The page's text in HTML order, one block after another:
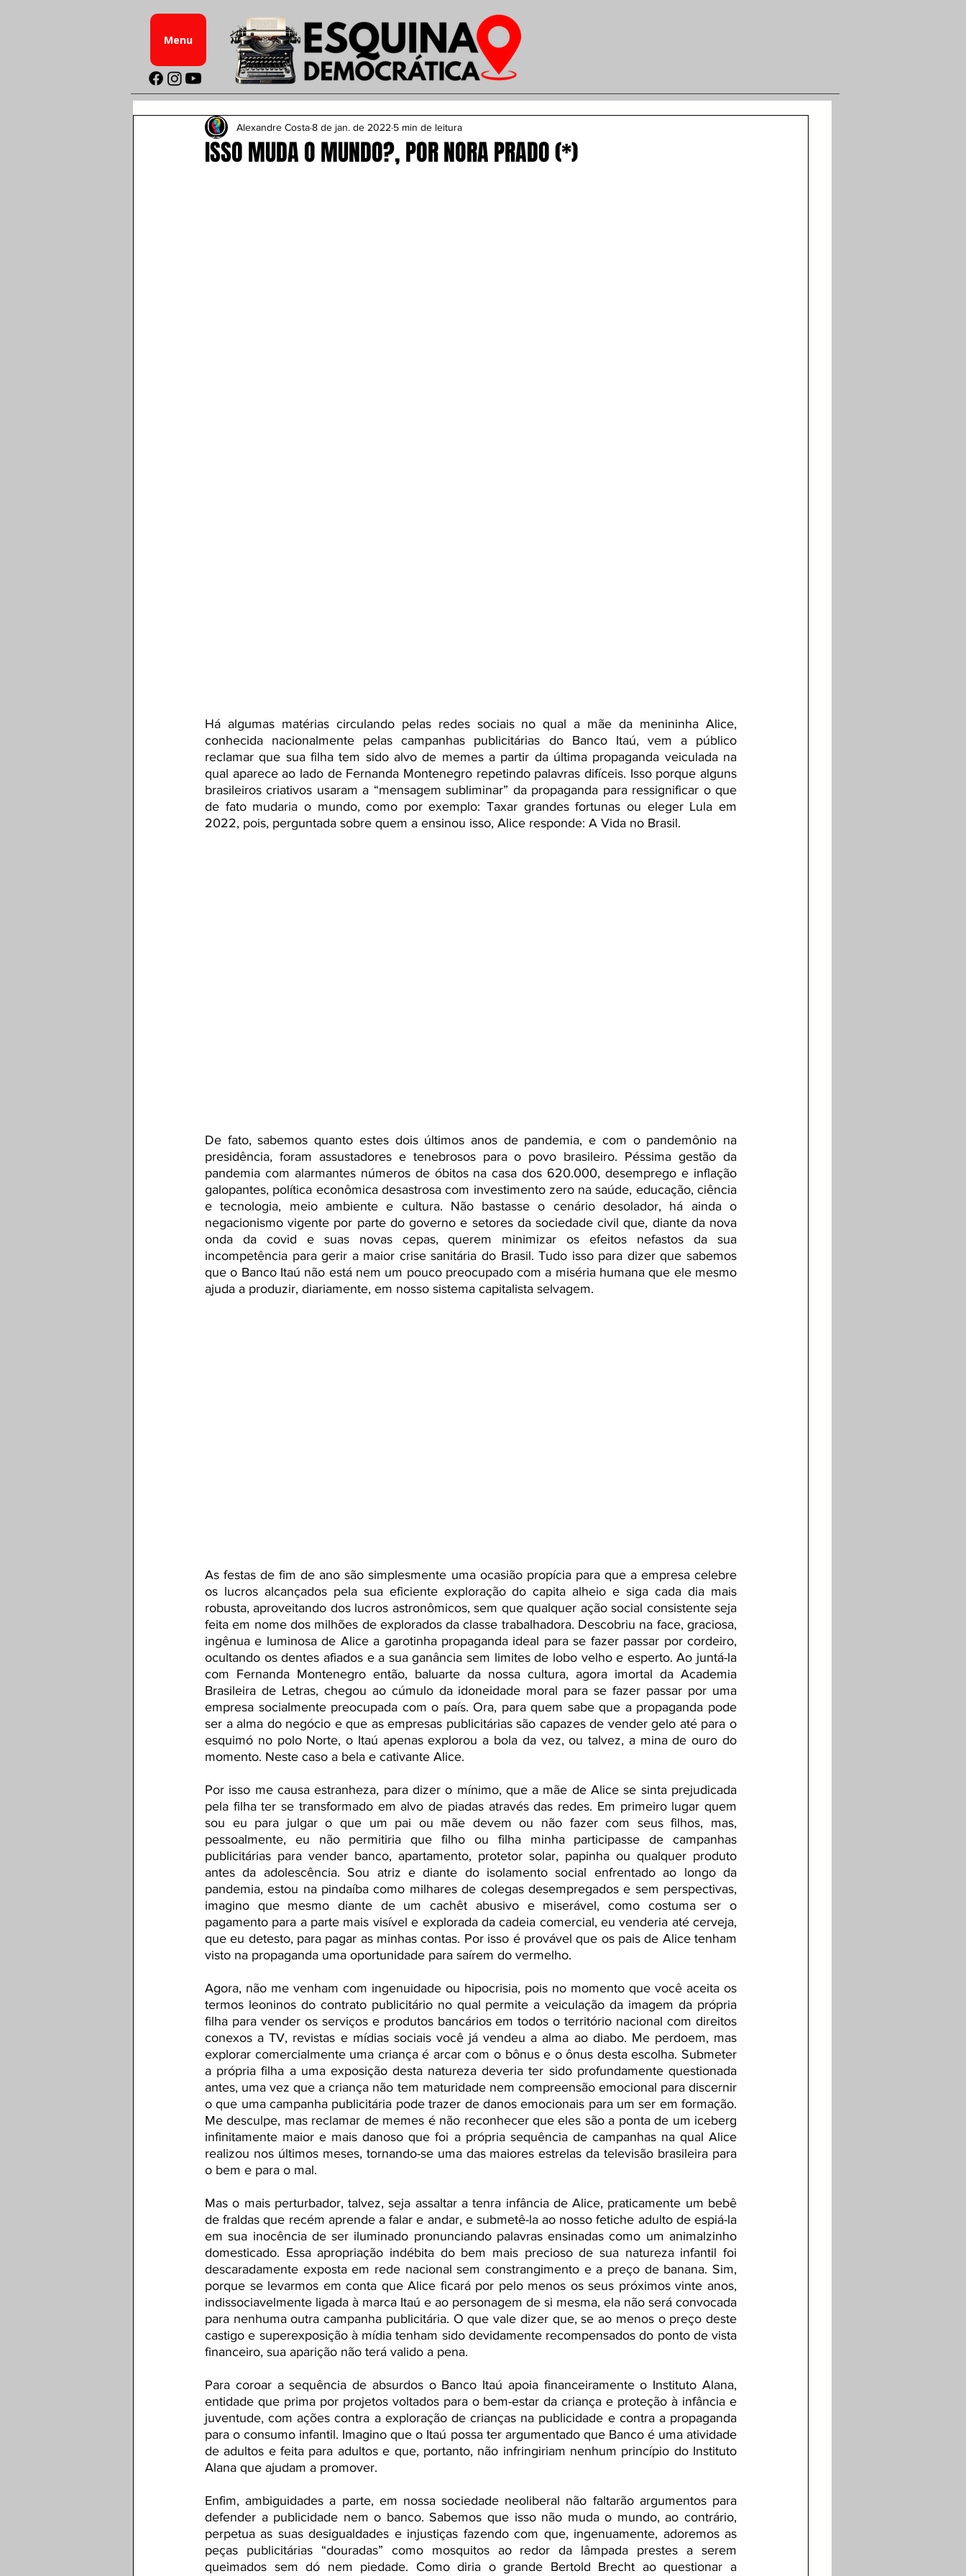
Menu
ISSO MUDA O MUNDO?, POR NORA PRADO (*)
Alexandre Costa8 de jan. de 2022 5 min de leitura
Há algumas matérias circulando pelas redes sociais no qual a mãe da menininha Alice,
conhecida nacionalmente pelas campanhas publicitárias do Banco Itaú, vem a público
reclamar que sua filha tem sido alvo de memes a partir da última propaganda veiculada na
qual aparece ao lado de Fernanda Montenegro repetindo palavras difíceis. Isso porque alguns
brasileiros criativos usaram a “mensagem subliminar” da propaganda para ressignificar o que
de fato mudaria o mundo, como por exemplo: Taxar grandes fortunas ou eleger Lula em
2022, pois, perguntada sobre quem a ensinou isso, Alice responde: A Vida no Brasil.
De fato, sabemos quanto estes dois últimos anos de pandemia, e com o pandemônio na
presidência, foram assustadores e tenebrosos para o povo brasileiro. Péssima gestão da
pandemia com alarmantes números de óbitos na casa dos 620.000, desemprego e inflação
galopantes, política econômica desastrosa com investimento zero na saúde, educação, ciência
e tecnologia, meio ambiente e cultura. Não bastasse o cenário desolador, há ainda o
negacionismo vigente por parte do governo e setores da sociedade civil que, diante da nova
onda da covid e suas novas cepas, querem minimizar os efeitos nefastos da sua
incompetência para gerir a maior crise sanitária do Brasil. Tudo isso para dizer que sabemos
que o Banco Itaú não está nem um pouco preocupado com a miséria humana que ele mesmo
ajuda a produzir, diariamente, em nosso sistema capitalista selvagem.
As festas de fim de ano são simplesmente uma ocasião propícia para que a empresa celebre
os lucros alcançados pela sua eficiente exploração do capita alheio e siga cada dia mais
robusta, aproveitando dos lucros astronômicos, sem que qualquer ação social consistente seja
feita em nome dos milhões de explorados da classe trabalhadora. Descobriu na face, graciosa,
ingênua e luminosa de Alice a garotinha propaganda ideal para se fazer passar por cordeiro,
ocultando os dentes afiados e a sua ganância sem limites de lobo velho e esperto. Ao juntá-la
com Fernanda Montenegro então, baluarte da nossa cultura, agora imortal da Academia
Brasileira de Letras, chegou ao cúmulo da idoneidade moral para se fazer passar por uma
empresa socialmente preocupada com o país. Ora, para quem sabe que a propaganda pode
ser a alma do negócio e que as empresas publicitárias são capazes de vender gelo até para o
esquimó no polo Norte, o Itaú apenas explorou a bola da vez, ou talvez, a mina de ouro do
momento. Neste caso a bela e cativante Alice.
Por isso me causa estranheza, para dizer o mínimo, que a mãe de Alice se sinta prejudicada
pela filha ter se transformado em alvo de piadas através das redes. Em primeiro lugar quem
sou eu para julgar o que um pai ou mãe devem ou não fazer com seus filhos, mas,
pessoalmente, eu não permitiria que filho ou filha minha participasse de campanhas
publicitárias para vender banco, apartamento, protetor solar, papinha ou qualquer produto
antes da adolescência. Sou atriz e diante do isolamento social enfrentado ao longo da
pandemia, estou na pindaíba como milhares de colegas desempregados e sem perspectivas,
imagino que mesmo diante de um cachêt abusivo e miserável, como costuma ser o
pagamento para a parte mais visível e explorada da cadeia comercial, eu venderia até cerveja,
que eu detesto, para pagar as minhas contas. Por isso é provável que os pais de Alice tenham
visto na propaganda uma oportunidade para saírem do vermelho.
Agora, não me venham com ingenuidade ou hipocrisia, pois no momento que você aceita os
termos leoninos do contrato publicitário no qual permite a veiculação da imagem da própria
filha para vender os serviços e produtos bancários em todos o território nacional com direitos
conexos a TV, revistas e mídias sociais você já vendeu a alma ao diabo. Me perdoem, mas
explorar comercialmente uma criança é arcar com o bônus e o ônus desta escolha. Submeter
a própria filha a uma exposição desta natureza deveria ter sido profundamente questionada
antes, uma vez que a criança não tem maturidade nem compreensão emocional para discernir
o que uma campanha publicitária pode trazer de danos emocionais para um ser em formação.
Me desculpe, mas reclamar de memes é não reconhecer que eles são a ponta de um iceberg
infinitamente maior e mais danoso que foi a própria sequência de campanhas na qual Alice
realizou nos últimos meses, tornando-se uma das maiores estrelas da televisão brasileira para
o bem e para o mal.
Mas o mais perturbador, talvez, seja assaltar a tenra infância de Alice, praticamente um bebê
de fraldas que recém aprende a falar e andar, e submetê-la ao nosso fetiche adulto de espiá-la
em sua inocência de ser iluminado pronunciando palavras ensinadas como um animalzinho
domesticado. Essa apropriação indébita do bem mais precioso de sua natureza infantil foi
descaradamente exposta em rede nacional sem constrangimento e a preço de banana. Sim,
porque se levarmos em conta que Alice ficará por pelo menos os seus próximos vinte anos,
indissociavelmente ligada à marca Itaú e ao personagem de si mesma, ela não será convocada
para nenhuma outra campanha publicitária. O que vale dizer que, se ao menos o preço deste
castigo e superexposição à mídia tenham sido devidamente recompensados do ponto de vista
financeiro, sua aparição não terá valido a pena.
Para coroar a sequência de absurdos o Banco Itaú apoia financeiramente o Instituto Alana,
entidade que prima por projetos voltados para o bem-estar da criança e proteção à infância e
juventude, com ações contra a exploração de crianças na publicidade e contra a propaganda
para o consumo infantil. Imagino que o Itaú possa ter argumentado que Banco é uma atividade
de adultos e feita para adultos e que, portanto, não infringiriam nenhum princípio do Instituto
Alana que ajudam a promover.
Enfim, ambiguidades a parte, em nossa sociedade neoliberal não faltarão argumentos para
defender a publicidade nem o banco. Sabemos que isso não muda o mundo, ao contrário,
perpetua as suas desigualdades e injustiças fazendo com que, ingenuamente, adoremos as
peças publicitárias “douradas” como mosquitos ao redor da lâmpada prestes a serem
queimados sem dó nem piedade. Como diria o grande Bertold Brecht ao questionar a